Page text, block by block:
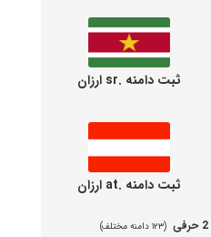
ثبت دامنه .sr ارزان
ثبت دامنه .at ارزان
(۱۲۳ دامنه مختلف)